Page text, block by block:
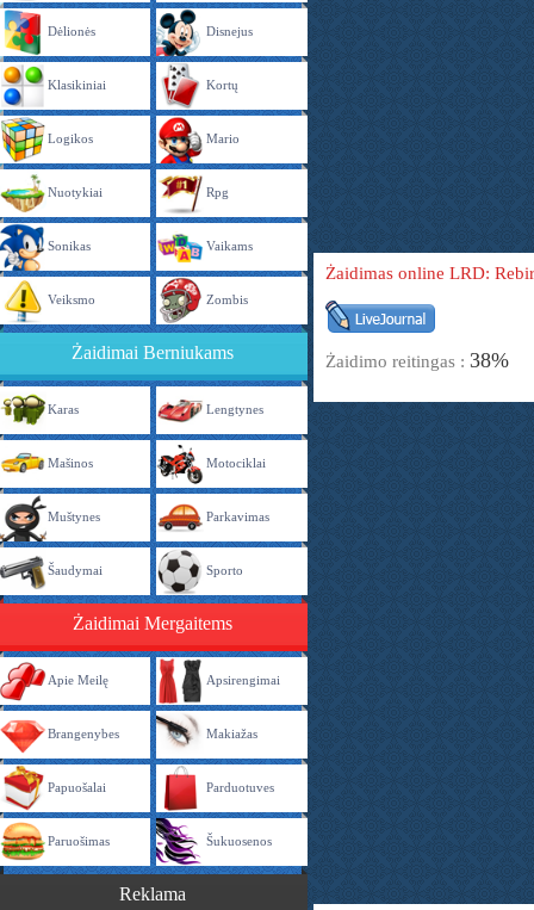
Dėlionės Disnejus
Klasikiniai Kortų
Logikos Mario
Nuotykiai Rpg
Sonikas Vaikams
Veiksmo Zombis
Żaidimai Berniukams
Karas Lengtynes
Mašinos Motociklai
Muštynes Parkavimas
Šaudymai Sporto
Żaidimai Mergaitems
Apie Meilę Apsirengimai
Brangenybes Makiažas
Papuošalai Parduotuves
Paruošimas Šukuosenos
Reklama
Żaidimas online LRD:
Żaidimo reitingas : 38%